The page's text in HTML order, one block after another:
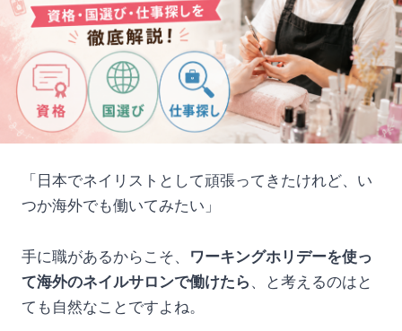
「日本でネイリストとして頑張ってきたけれど、い
つか海外でも働いてみたい」
手に職があるからこそ、
ワーキングホリデーを使っ
て海外のネイルサロンで働けたら 、と考えるのはと
ても自然なことですよね。